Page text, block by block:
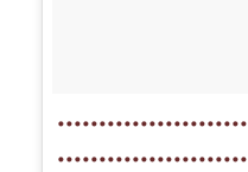
•••••••••••••••••••••••
•••••••••••••••••••••••